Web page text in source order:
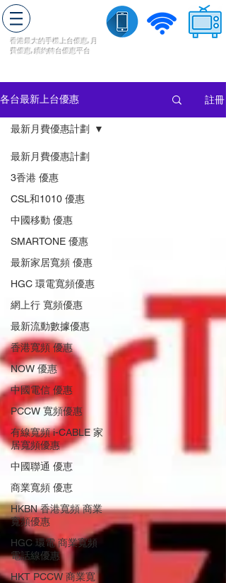
香港最大的手機上台優惠, 月
費優惠,續約轉台優惠平台
各台最新上台優惠 註冊
最新月費優惠計劃
3香港 優惠
CSL和1010 優惠
中國移動 優惠
SMARTONE 優惠
最新家居寬頻 優惠
HGC 環電寬頻優惠
網上行 寬頻優惠
最新流動數據優惠
香港寬頻 優惠
NOW 優惠
中國電信 優惠
PCCW 寬頻優惠
有線寬頻 i-CABLE 家
居寬頻優惠
中國聯通 優恵
商業寬頻 優恵
HKBN 香港寬頻 商業
寬頻優惠
HGC 環電 商業寬頻
電話線優惠
HKT PCCW 商業寬
最新月費優惠計劃